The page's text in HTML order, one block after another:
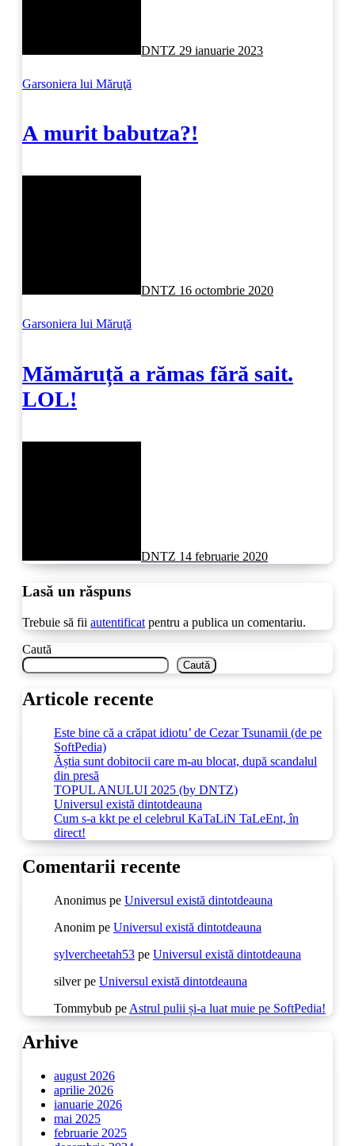
DNTZ 29 ianuarie 2023
Garsoniera lui Măruţă
A murit babutza?!
DNTZ 16 octombrie 2020
Garsoniera lui Măruţă
Mămăruță a rămas fără sait.
LOL!
DNTZ 14 februarie 2020
Lasă un răspuns
Trebuie să fii autentificat pentru a publica un comentariu.
Caută
Caută
Articole recente
Este bine că a crăpat idiotu’ de Cezar Tsunamii (de pe
SoftPedia)
Ăștia sunt dobitocii care m-au blocat, după scandalul
din presă
TOPUL ANULUI 2025 (by DNTZ)
Universul există dintotdeauna
Cum s-a kkt pe el celebrul KaTaLiN TaLeEnt, în
direct!
Comentarii recente
Anonimus pe Universul există dintotdeauna
Anonim pe Universul există dintotdeauna
sylvercheetah53 pe Universul există dintotdeauna
silverpe Universul există dintotdeauna
Tommybub pe Astrul pulii și-a luat muie pe SoftPedia!
Arhive
august 2026
aprilie 2026
ianuarie 2026
mai 2025
februarie 2025